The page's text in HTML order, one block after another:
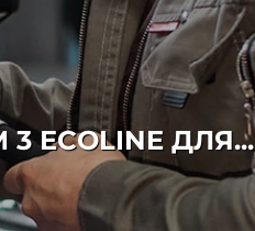
ECOLINE ДЛЯ...